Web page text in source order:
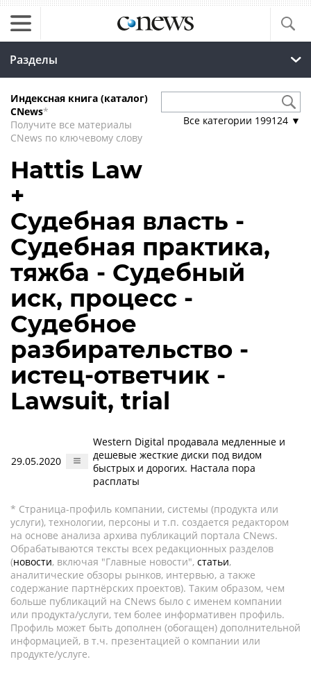
Разделы
Индексная книга (каталог)
CNews*
Получите все материалы
CNews по ключевому слову
Все категории 199124 ▼
Hattis Law
+
Судебная власть -
Судебная практика,
тяжба - Судебный
иск, процесс -
Судебное
разбирательство -
истец-ответчик -
Lawsuit, trial
29.05.2020
Western Digital продавала медленные и
дешевые жесткие диски под видом
быстрых и дорогих. Настала пора
расплаты
* Страница-профиль компании, системы (продукта или
услуги), технологии, персоны и т.п. создается редактором
на основе анализа архива публикаций портала CNews.
Обрабатываются тексты всех редакционных разделов
(новости, включая "Главные новости", статьи,
аналитические обзоры рынков, интервью, а также
содержание партнёрских проектов). Таким образом, чем
больше публикаций на CNews было с именем компании
или продукта/услуги, тем более информативен профиль.
Профиль может быть дополнен (обогащен) дополнительной
информацией, в т.ч. презентацией о компании или
продукте/услуге.